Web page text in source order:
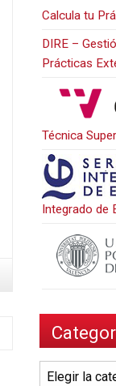
Calcula tu
DIRE –
Prácticas
Técnica
Integrado de
Categorías